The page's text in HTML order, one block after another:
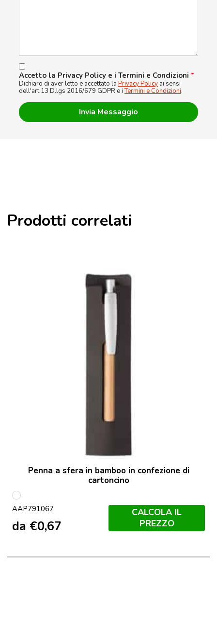
Accetto la Privacy Policy e i Termini e Condizioni *
Dichiaro di aver letto e accettato la Privacy Policy ai sensi
dell'art.13 D.lgs 2016/679 GDPR e iTermini e Condizioni.
Prodotti correlati
Penna a sfera in bamboo in confezione di
cartoncino
multicolore
AAP791067
da €0,67
CALCOLA IL
PREZZO